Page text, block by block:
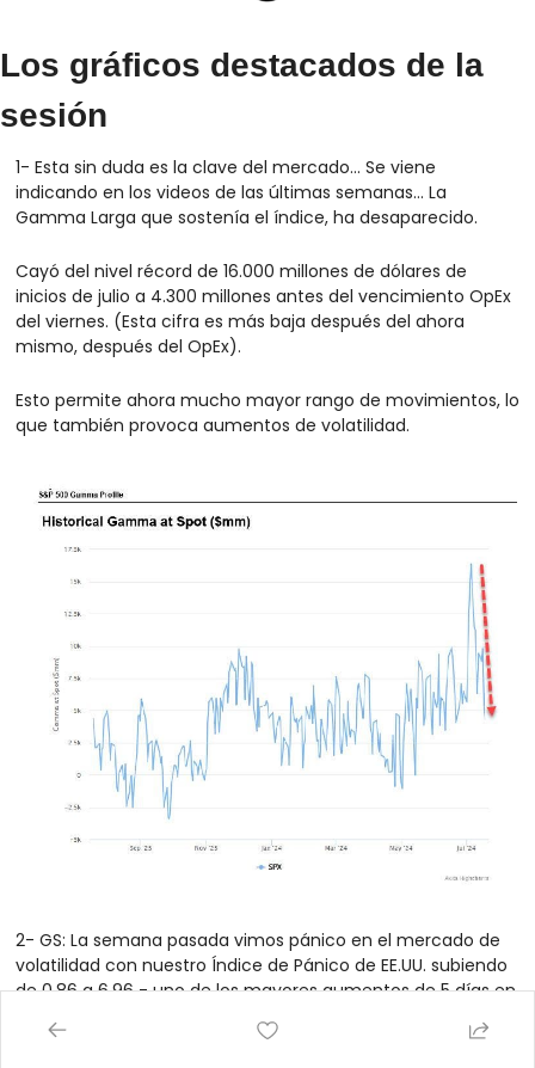
Los gráficos destacados de la
sesión
1- Esta sin duda es la clave del mercado... Se viene
indicando en los videos de las últimas semanas... La
Gamma Larga que sostenía el índice, ha desaparecido.
Cayó del nivel récord de 16.000 millones de dólares de
inicios de julio a 4.300 millones antes del vencimiento OpEx
del viernes. (Esta cifra es más baja después del ahora
mismo, después del OpEx).
Esto permite ahora mucho mayor rango de movimientos, lo
que también provoca aumentos de volatilidad.
2- GS: La semana pasada vimos pánico en el mercado de
volatilidad con nuestro Índice de Pánico de EE.UU. subiendo
de 0,86 a 6,96 - uno de los mayores aumentos de 5 días en
nuestro conjunto de datos. Recordatorio: el «Vol Panic
Index» es el rango percentil ponderado por igual a 2 años de